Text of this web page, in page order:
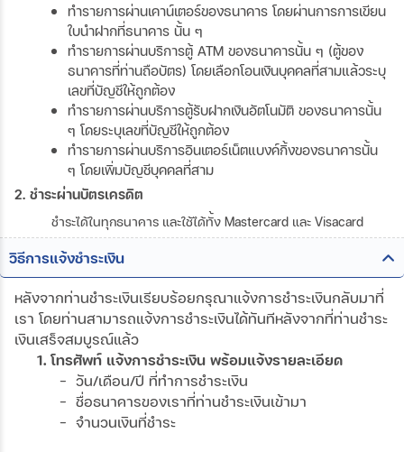
ทำรายการผ่านเคาน์เตอร์ของธนาคาร โดยผ่านการการเขียน
ใบนำฝากที่ธนาคาร นั้น ๆ
ทำรายการผ่านบริการตู้ ATM ของธนาคารนั้น ๆ (ตู้ของ
ธนาคารที่ท่านถือบัตร) โดยเลือกโอนเงินบุคคลที่สามแล้วระบุ
เลขที่บัญชีให้ถูกต้อง
ทำรายการผ่านบริการตู้รับฝากเงินอัตโนมัติ ของธนาคารนั้น
ๆ โดยระบุเลขที่บัญชีให้ถูกต้อง
ทำรายการผ่านบริการอินเตอร์เน็ตแบงค์กิ้งของธนาคารนั้น
ๆ โดยเพิ่มบัญชีบุคคลที่สาม
2. ชำระผ่านบัตรเครดิต
ชำระได้ในทุกธนาคาร และใช้ได้ทั้ง Mastercard และ Visacard
วิธีการแจ้งชำระเงิน
หลังจากท่านชำระเงินเรียบร้อยกรุณาแจ้งการชำระเงินกลับมาที่
เรา โดยท่านสามารถแจ้งการชำระเงินได้ทันทีหลังจากที่ท่านชำระ
เงินเสร็จสมบูรณ์แล้ว
1. โทรศัพท์ แจ้งการชำระเงิน พร้อมแจ้งรายละเอียด
- วัน/เดือน/ปี ที่ทำการชำระเงิน
- ชื่อธนาคารของเราที่ท่านชำระเงินเข้ามา
- จำนวนเงินที่ชำระ